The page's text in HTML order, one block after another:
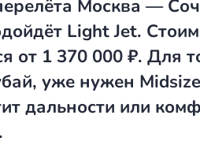
Москва —
Light Jet.
от 1 370 000 ₽. Для
уже нужен
дальности или